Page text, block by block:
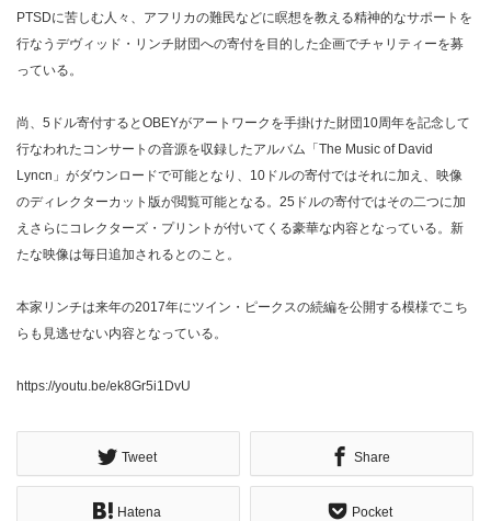
PTSDに苦しむ人々、アフリカの難民などに瞑想を教える精神的なサポートを
行なうデヴィッド・リンチ財団への寄付を目的した企画でチャリティーを募
っている。
尚、5ドル寄付するとOBEYがアートワークを手掛けた財団10周年を記念して
行なわれたコンサートの音源を収録したアルバム「The Music of David
Lyncn」がダウンロードで可能となり、10ドルの寄付ではそれに加え、映像
のディレクターカット版が閲覧可能となる。25ドルの寄付ではその二つに加
えさらにコレクターズ・プリントが付いてくる豪華な内容となっている。新
たな映像は毎日追加されるとのこと。
本家リンチは来年の2017年にツイン・ピークスの続編を公開する模様でこち
らも見逃せない内容となっている。
https://youtu.be/ek8Gr5i1DvU
Tweet Share
Hatena Pocket